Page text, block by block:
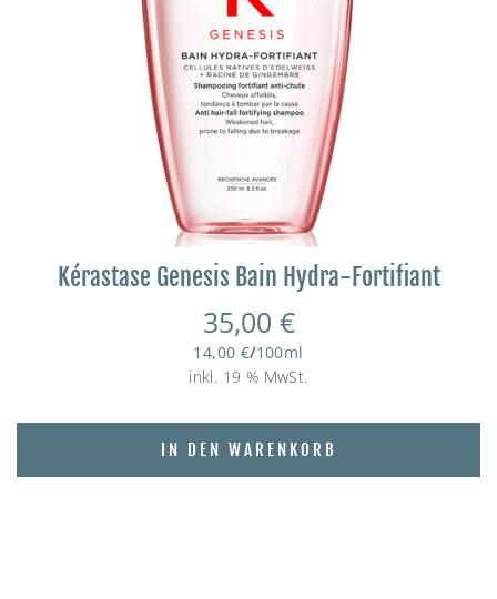
Kérastase Genesis Bain Hydra-Fortifiant
35,00 €
14,00 €/100ml
inkl. 19 % MwSt.
IN DEN WARENKORB